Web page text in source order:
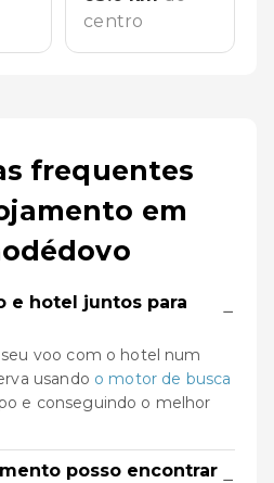
centro
frequentes
em
e hotel juntos para
−
voo com o hotel num
usando o motor de busca
e conseguindo o melhor
posso encontrar